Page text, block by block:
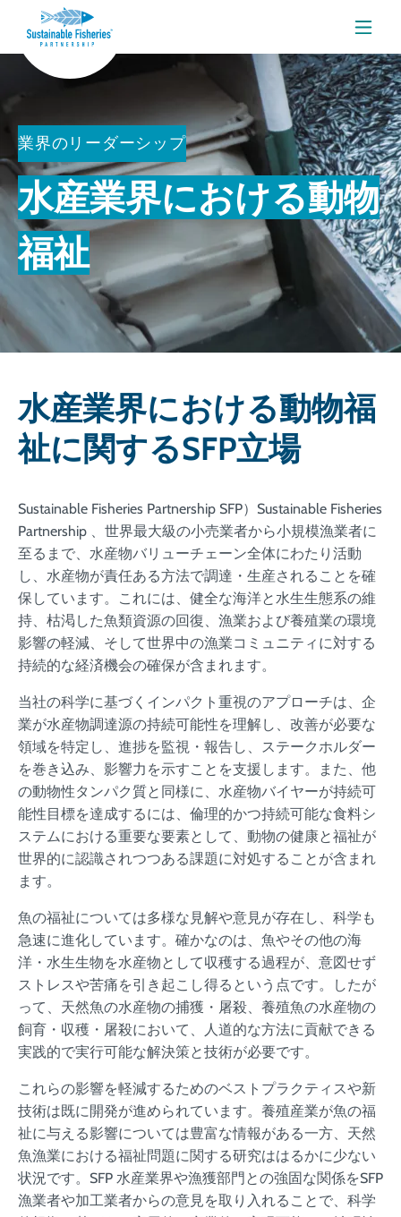
メニ
業界のリーダーシップ
水産業界における動物
福祉
水産業界における動物福
祉に関するSFP立場
Sustainable Fisheries Partnership SFP）Sustainable Fisheries
Partnership 、世界最大級の小売業者から小規模漁業者に
至るまで、水産物バリューチェーン全体にわたり活動
し、水産物が責任ある方法で調達・生産されることを確
保しています。これには、健全な海洋と水生生態系の維
持、枯渇した魚類資源の回復、漁業および養殖業の環境
影響の軽減、そして世界中の漁業コミュニティに対する
持続的な経済機会の確保が含まれます。
当社の科学に基づくインパクト重視のアプローチは、企
業が水産物調達源の持続可能性を理解し、改善が必要な
領域を特定し、進捗を監視・報告し、ステークホルダー
を巻き込み、影響力を示すことを支援します。また、他
の動物性タンパク質と同様に、水産物バイヤーが持続可
能性目標を達成するには、倫理的かつ持続可能な食料シ
ステムにおける重要な要素として、動物の健康と福祉が
世界的に認識されつつある課題に対処することが含まれ
ます。
魚の福祉については多様な見解や意見が存在し、科学も
急速に進化しています。確かなのは、魚やその他の海
洋・水生生物を水産物として収穫する過程が、意図せず
ストレスや苦痛を引き起こし得るという点です。したが
って、天然魚の水産物の捕獲・屠殺、養殖魚の水産物の
飼育・収穫・屠殺において、人道的な方法に貢献できる
実践的で実行可能な解決策と技術が必要です。
これらの影響を軽減するためのベストプラクティスや新
技術は既に開発が進められています。養殖産業が魚の福
祉に与える影響については豊富な情報がある一方、天然
魚漁業における福祉問題に関する研究ははるかに少ない
状況です。SFP 水産業界や漁獲部門との強固な関係をSFP
漁業者や加工業者からの意見を取り入れることで、科学